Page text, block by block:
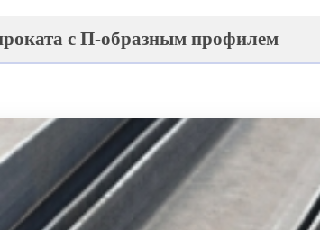
с П-образным профилем